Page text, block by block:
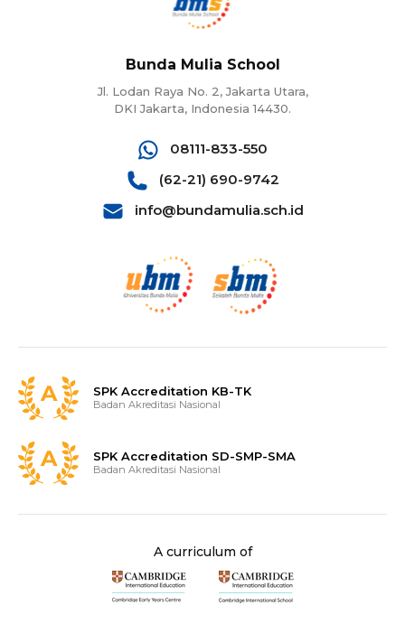
Bunda Mulia School
Jl. Lodan Raya No. 2, Jakarta Utara,
DKI Jakarta, Indonesia 14430.
08111-833-550
(62-21) 690-9742
info@bundamulia.sch.id
SPK Accreditation KB-TK
Badan Akreditasi Nasional
SPK Accreditation SD-SMP-SMA
Badan Akreditasi Nasional
A curriculum of